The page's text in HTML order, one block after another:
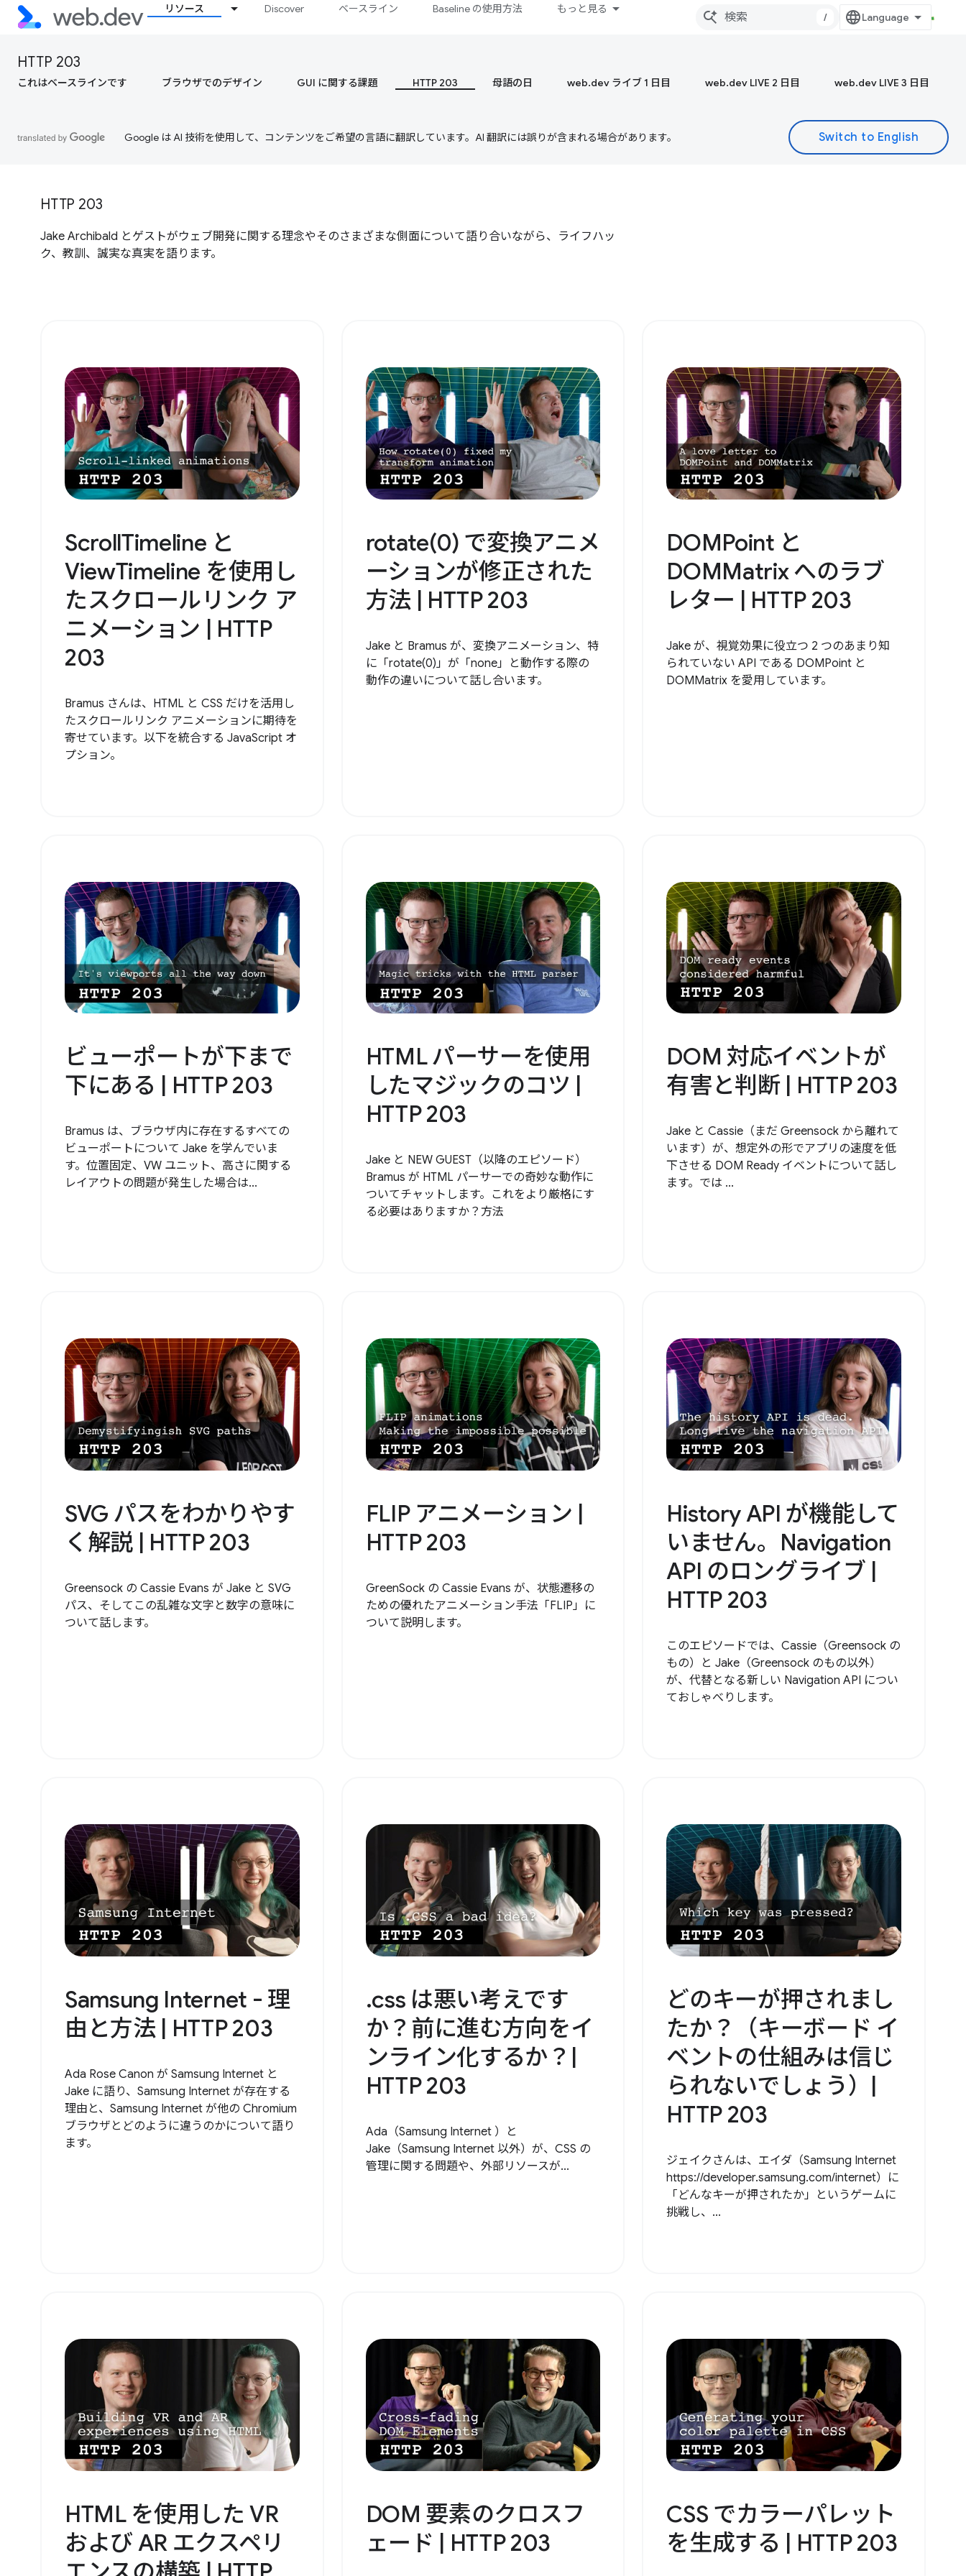
リソース Discover ベースライン Baseline の使用方法 もっと見る
/
HTTP 203
これはベースラインです ブラウザでのデザイン GUI に関する課題 HTTP 203 母語の日 web.dev ライブ 1 日目 web.dev LIVE 2 日目 web.dev LIVE 3 日目
Google は AI 技術を使用して、コンテンツをご希望の言語に翻訳しています。AI 翻訳には誤りが含まれる場合があります。
HTTP 203
Jake Archibald とゲストがウェブ開発に関する理念やそのさまざまな側面について語り合いながら、ライフハッ
ク、教訓、誠実な真実を語ります。
ScrollTimeline と
ViewTimeline を使用し
たスクロールリンク ア
ニメーション | HTTP
203
Bramus さんは、HTML と CSS だけを活用し
たスクロールリンク アニメーションに期待を
寄せています。以下を統合する JavaScript オ
プション。
rotate(0) で変換アニメ
ーションが修正された
方法 | HTTP 203
Jake と Bramus が、変換アニメーション、特
に「rotate(0)」が「none」と動作する際の
動作の違いについて話し合います。
DOMPoint と
DOMMatrix へのラブ
レター | HTTP 203
Jake が、視覚効果に役立つ 2 つのあまり知
られていない API である DOMPoint と
DOMMatrix を愛用しています。
ビューポートが下まで
下にある | HTTP 203
Bramus は、ブラウザ内に存在するすべての
ビューポートについて Jake を学んでいま
す。位置固定、VW ユニット、高さに関する
レイアウトの問題が発生した場合は...
HTML パーサーを使用
したマジックのコツ |
HTTP 203
Jake と NEW GUEST（以降のエピソード）
Bramus が HTML パーサーでの奇妙な動作に
ついてチャットします。これをより厳格にす
る必要はありますか？方法
DOM 対応イベントが
有害と判断 | HTTP 203
Jake と Cassie（まだ Greensock から離れて
います）が、想定外の形でアプリの速度を低
下させる DOM Ready イベントについて話し
ます。では ...
SVG パスをわかりやす
く解説 | HTTP 203
Greensock の Cassie Evans が Jake と SVG
パス、そしてこの乱雑な文字と数字の意味に
ついて話します。
FLIP アニメーション |
HTTP 203
GreenSock の Cassie Evans が、状態遷移の
ための優れたアニメーション手法「FLIP」に
ついて説明します。
History API が機能して
いません。Navigation
API のロングライブ |
HTTP 203
このエピソードでは、Cassie（Greensock の
もの）と Jake（Greensock のもの以外）
が、代替となる新しい Navigation API につい
ておしゃべりします。
Samsung Internet - 理
由と方法 | HTTP 203
Ada Rose Canon が Samsung Internet と
Jake に語り、Samsung Internet が存在する
理由と、Samsung Internet が他の Chromium
ブラウザとどのように違うのかについて語り
ます。
.css は悪い考えです
か？前に進む方向をイ
ンライン化するか？|
HTTP 203
Ada（Samsung Internet ）と
Jake（Samsung Internet 以外）が、CSS の
管理に関する問題や、外部リソースが...
どのキーが押されまし
たか？（キーボード イ
ベントの仕組みは信じ
られないでしょう）|
HTTP 203
ジェイクさんは、エイダ（Samsung Internet
https://developer.samsung.com/internet）に
「どんなキーが押されたか」というゲームに
挑戦し、...
HTML を使用した VR
および AR エクスペリ
DOM 要素のクロスフ
ェード | HTTP 203
CSS でカラーパレット
を生成する | HTTP 203